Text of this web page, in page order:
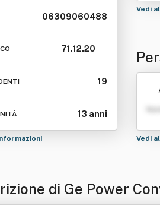
06309060488
71.12.20
19
13 anni
Vedi
Srl
Vedi
di Ge Power